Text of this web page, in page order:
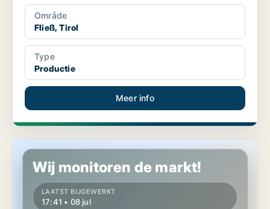
Område
Fließ, Tirol
Type
Productie
Meer info
Industrieel vastgoed in Haiming, Tirol
Wij monitoren de markt!
LAATST BIJGEWERKT
17:41 • 08 jul